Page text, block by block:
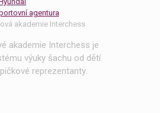
akademie Interchess je
výuky šachu od dětí
reprezentanty.